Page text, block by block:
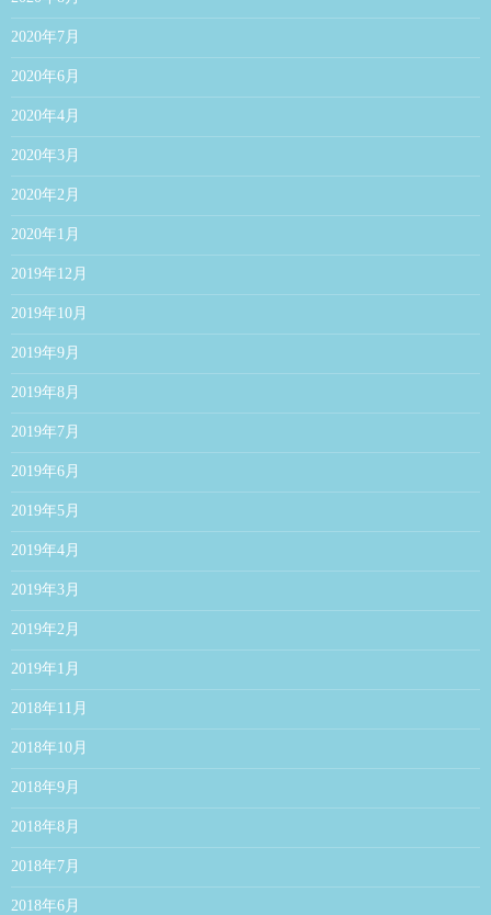
2020年7月
2020年6月
2020年4月
2020年3月
2020年2月
2020年1月
2019年12月
2019年10月
2019年9月
2019年8月
2019年7月
2019年6月
2019年5月
2019年4月
2019年3月
2019年2月
2019年1月
2018年11月
2018年10月
2018年9月
2018年8月
2018年7月
2018年6月